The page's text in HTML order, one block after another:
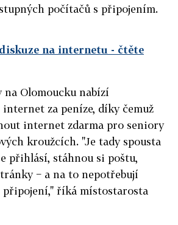
počítačů s připojením.
na internetu - čtěte
Olomoucku nabízí
za peníze, díky čemuž
internet zdarma pro seniory
kroužcích. "Je tady spousta
přihlásí, stáhnou si poštu,
− a na to nepotřebují
říká místostarosta